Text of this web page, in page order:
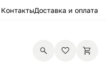
КонтактыДоставка и оплата